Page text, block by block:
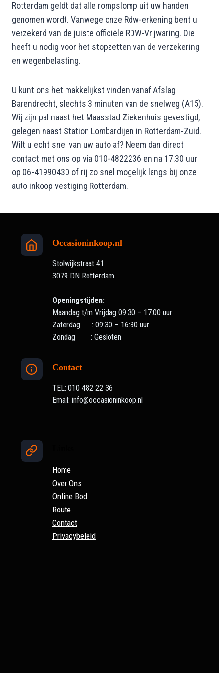
Rotterdam geldt dat alle rompslomp uit uw handen
genomen wordt. Vanwege onze Rdw-erkening bent u
verzekerd van de juiste officiële RDW-Vrijwaring. Die
heeft u nodig voor het stopzetten van de verzekering
en wegenbelasting.
U kunt ons het makkelijkst vinden vanaf Afslag
Barendrecht, slechts 3 minuten van de snelweg (A15).
Wij zijn pal naast het Maasstad Ziekenhuis gevestigd,
gelegen naast Station Lombardijen in Rotterdam-Zuid.
Wilt u echt snel van uw auto af? Neem dan direct
contact met ons op via 010-4822236 en na 17.30 uur
op 06-41990430 of rij zo snel mogelijk langs bij onze
auto inkoop vestiging Rotterdam.
Occasioninkoop.nl
Stolwijkstraat 41
3079 DN Rotterdam
Openingstijden:
Maandag t/m Vrijdag 09:30 – 17:00 uur
Zaterdag : 09:30 – 16:30 uur
Zondag : Gesloten
Contact
TEL: 010 482 22 36
Email: info@occasioninkoop.nl
Home
Over Ons
Online Bod
Route
Contact
Privacybeleid